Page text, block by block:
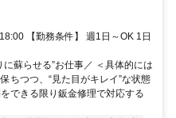
【勤務条件】 週1日～OK 1日
蘇らせる”お仕事／ ＜具体的には
ちつつ、“見た目がキレイ”な状態
できる限り鈑金修理で対応する